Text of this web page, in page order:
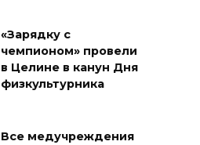
«Зарядку с
чемпионом» провели
в Целине в канун Дня
физкультурника
Все медучреждения